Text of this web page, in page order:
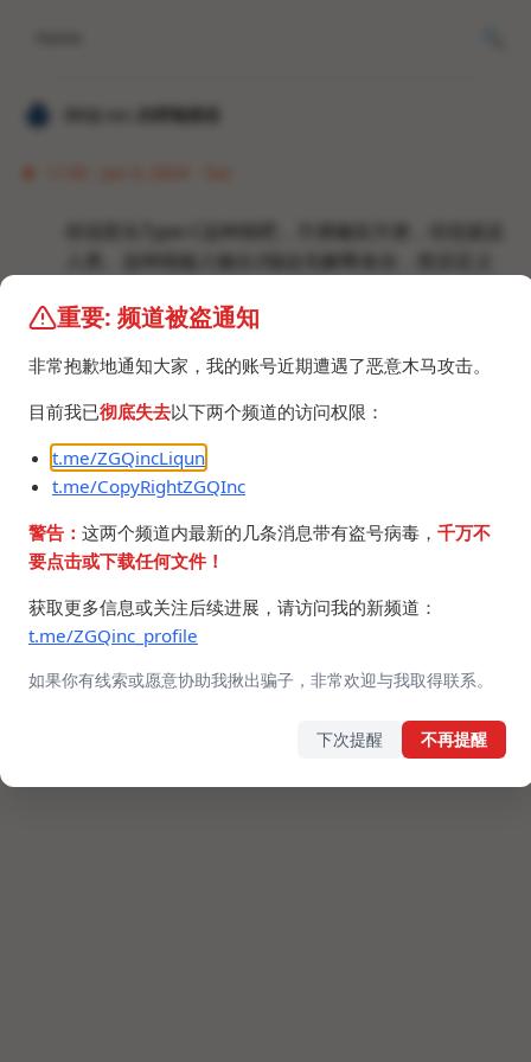
𝐙𝐆𝐐 ɪɴᴄ.的唠嗑频道
你说双头Type-C这种线吧，方便确实方便，但也挺反
人类。这种线输入输出2端会先解释各自，然后定义
变成了输入端，反之同理。不像Type-A只能输入，
上次电脑连充电宝玩游戏，玩了一会发现电脑没电
了，然后发现充电宝不知道什么时候变成吸电宝了。
原因是我充电宝最高30瓦输出，这个游戏功耗很大超
过了30瓦，然后充电宝功率不够就开始吸电脑的电。
真tm反人类。
重要: 频道被盗通知
非常抱歉地通知大家，我的账号近期遭遇了恶意木马攻击。
目前我已彻底失去以下两个频道的访问权限：
t.me/ZGQincLiqun
t.me/CopyRightZGQInc
警告： 这两个频道内最新的几条消息带有盗号病毒， 千万不
要点击或下载任何文件！
获取更多信息或关注后续进展，请访问我的新频道：
t.me/ZGQinc_profile
如果你有线索或愿意协助我揪出骗子，非常欢迎与我取得联系。
下次提醒 不再提醒